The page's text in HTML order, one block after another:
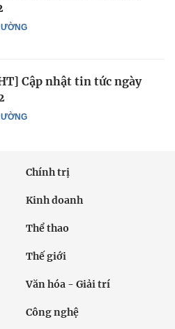
Cập nhật tin tức ngày
Chính trị
Kinh doanh
Thể thao
Thế giới
Văn hóa - Giải trí
Công nghệ